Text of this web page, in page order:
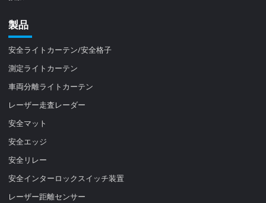
製品
安全ライトカーテン/安全格子
測定ライトカーテン
車両分離ライトカーテン
レーザー走査レーダー
安全マット
安全エッジ
安全リレー
安全インターロックスイッチ装置
レーザー距離センサー